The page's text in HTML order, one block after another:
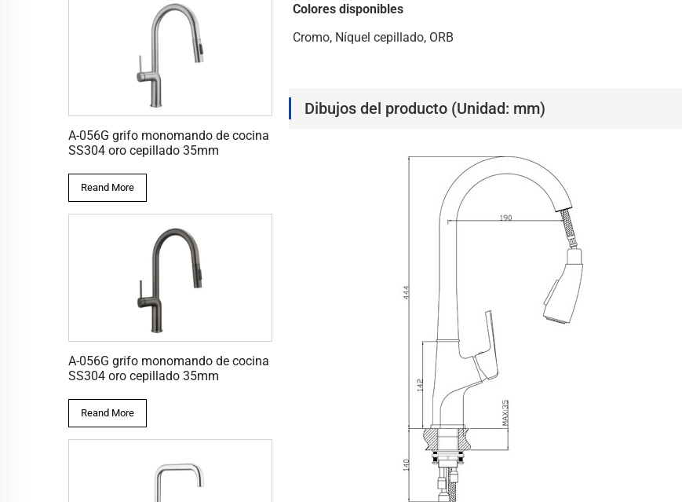
A-056G grifo monomando de cocina
SS304 oro cepillado 35mm
Reand More
A-056G grifo monomando de cocina
SS304 oro cepillado 35mm
Reand More
Colores disponibles
Cromo, Níquel cepillado, ORB
Dibujos del producto (Unidad: mm)